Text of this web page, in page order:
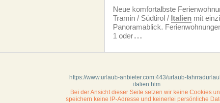
Neue komfortalbste
Tramin / Südtirol / Italien mit
Panoramablick.
1 oder...
https://www.urlaub-anbieter.com:443/urlaub-
italien.htm
Bei der Ansicht dieser Seite setzen wir keine Cookies
speichern keine IP-Adresse und keinerlei persönliche